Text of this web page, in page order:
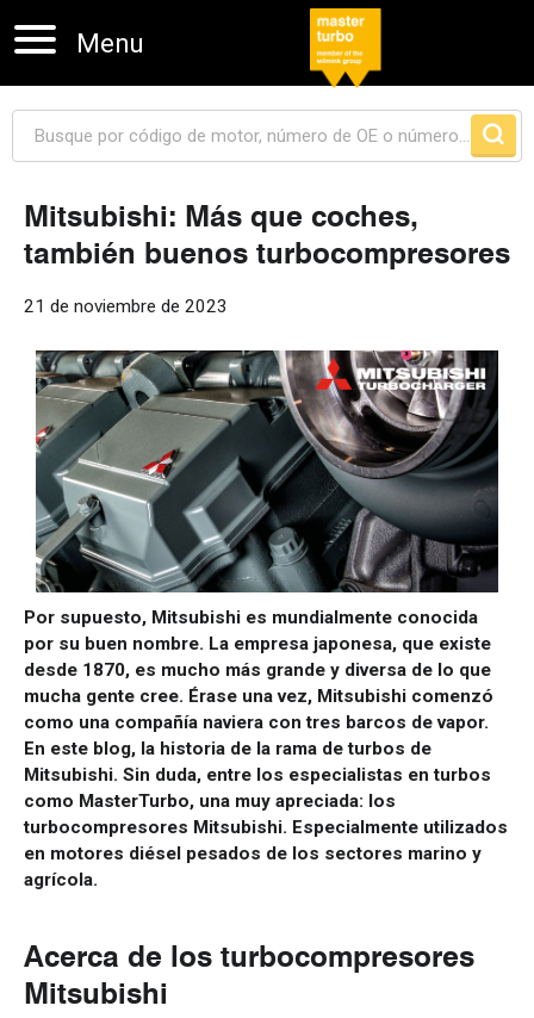
Menu
Skip navigation
Mitsubishi: Más que coches,
también buenos turbocompresores
21 de noviembre de 2023
Por supuesto, Mitsubishi es mundialmente conocida
por su buen nombre. La empresa japonesa, que existe
desde 1870, es mucho más grande y diversa de lo que
mucha gente cree. Érase una vez, Mitsubishi comenzó
como una compañía naviera con tres barcos devapor.
En este blog, la historia de la rama deturbos de
Mitsubishi. Sin duda, entre los especialistas enturbos
como MasterTurbo, una muy apreciada: los
turbocompresores Mitsubishi. Especialmente utilizados
en motores diésel pesados de los sectores marino y
agrícola.
Acerca de los turbocompresores
Mitsubishi